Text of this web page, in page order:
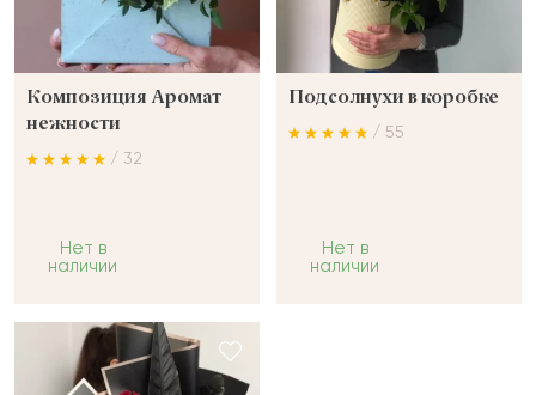
Композиция Аромат
нежности
/ 32
Нет в
наличии
Подсолнухи в коробке
/ 55
Нет в
наличии